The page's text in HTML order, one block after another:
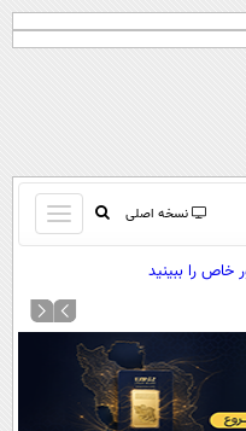
نسخه اصلی
باز
و
کردن
خاص را ببینید